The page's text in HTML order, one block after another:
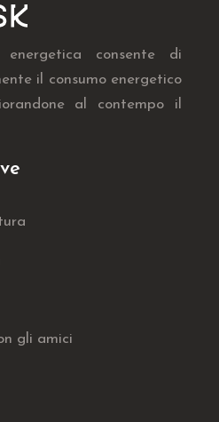
energetica consente di
il consumo energetico
al contempo il
gli amici